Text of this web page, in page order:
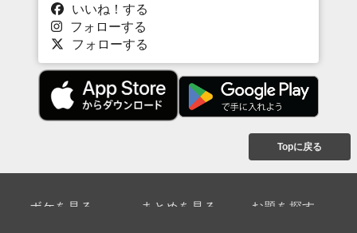
いいね！する
フォローする
フォローする
Topに戻る
ボケを見る まとめを見る お題を探す